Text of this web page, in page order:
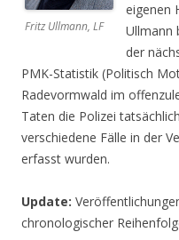
Fritz Ullmann, LF
eigenen
Ullmann
der
PMK-Statistik (Politisch
Radevormwald im
Taten die Polizei
verschiedene Fälle in der
erfasst wurden.
Update:
chronologischer